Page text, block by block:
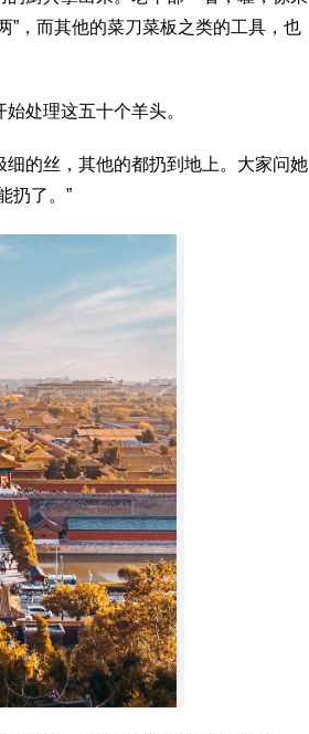
”，而其他的菜刀菜板之类的工具，也
处理这五十个羊头。
的丝，其他的都扔到地上。大家问她
扔了。”